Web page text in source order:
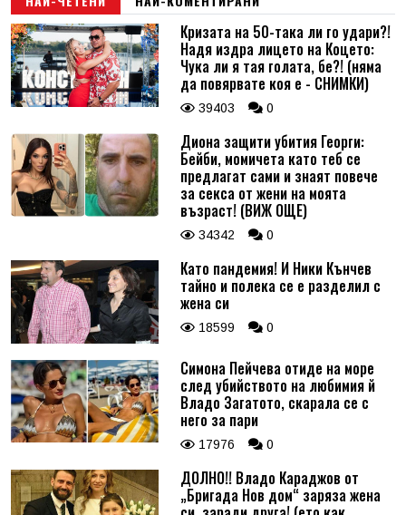
Кризата на 50-така ли го удари?!
Надя издра лицето на Коцето:
Чука ли я тая голата, бе?! (няма
да повярвате коя е - СНИМКИ)
39403 0
Диона защити убития Георги:
Бейби, момичета като теб се
предлагат сами и знаят повече
за секса от жени на моята
възраст! (ВИЖ ОЩЕ)
34342 0
Като пандемия! И Ники Кънчев
тайно и полека се е разделил с
жена си
18599 0
Симона Пейчева отиде на море
след убийството на любимия й
Владо Загатото, скарала се с
него за пари
17976 0
ДОЛНО!! Владо Караджов от
„Бригада Нов дом“ заряза жена